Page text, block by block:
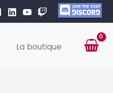
La boutique